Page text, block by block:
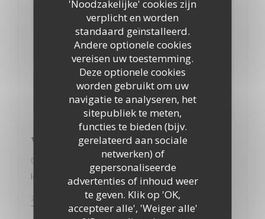
'Noodzakelijke' cookies zijn
verplicht en worden
standaard geïnstalleerd.
Andere optionele cookies
vereisen uw toestemming.
Deze optionele cookies
worden gebruikt om uw
navigatie te analyseren, het
sitepubliek te meten,
functies te bieden (bijv.
gerelateerd aan sociale
netwerken) of
gepersonaliseerde
advertenties of inhoud weer
te geven. Klik op 'OK,
accepteer alle', 'Weiger alle'
Vivre paris 2018
01/03/2018
le jardin des délices
ZIE HET NIEUWSARTIKEL((OPENT IN EEN NIEUW VENSTER))